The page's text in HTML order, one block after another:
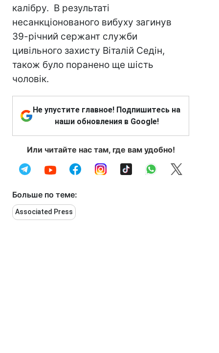
калібру. В результаті
несанкціонованого вибуху загинув
39-річний сержант служби
цивільного захисту Віталій Седін,
також було поранено ще шість
чоловік.
Не упустите главное! Подпишитесь на
наши обновления в Google!
Или читайте нас там, где вам удобно!
Больше по теме:
Associated Press